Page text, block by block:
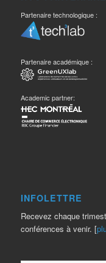
Partenaire technologique :
Partenaire académique :
Academic partner:
INFOLETTRE
Recevez chaque
conférences à venir. [